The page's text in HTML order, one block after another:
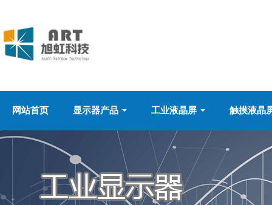
网站首页 显示器产品 工业液晶屏 触摸液晶